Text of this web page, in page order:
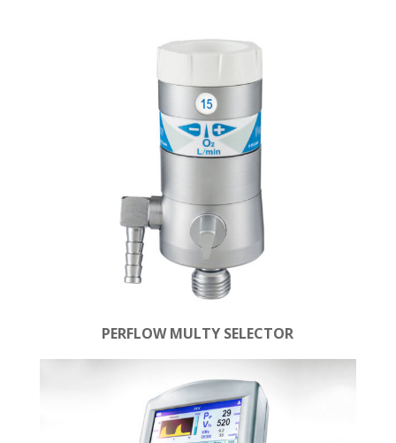
PERFLOW MULTY SELECTOR